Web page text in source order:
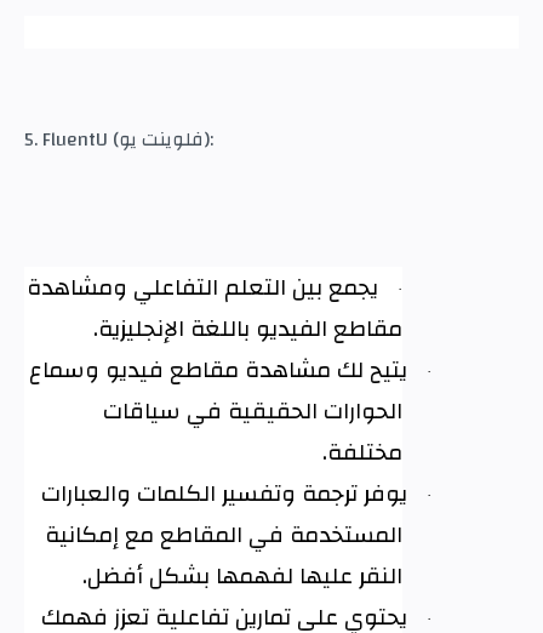
5. FluentU (فلوينت يو):
·
يجمع بين التعلم التفاعلي ومشاهدة
مقاطع الفيديو باللغة الإنجليزية.
·
يتيح لك مشاهدة مقاطع فيديو وسماع
الحوارات الحقيقية في سياقات
مختلفة.
·
يوفر ترجمة وتفسير الكلمات والعبارات
المستخدمة في المقاطع مع إمكانية
النقر عليها لفهمها بشكل أفضل.
·
يحتوي على تمارين تفاعلية تعزز فهمك